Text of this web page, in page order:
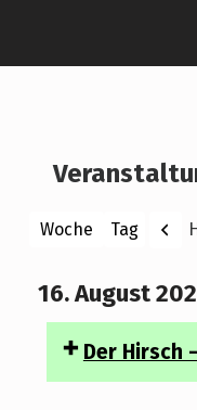
Woche Tag
Monat
Jahr
16. August
Der Hirsch